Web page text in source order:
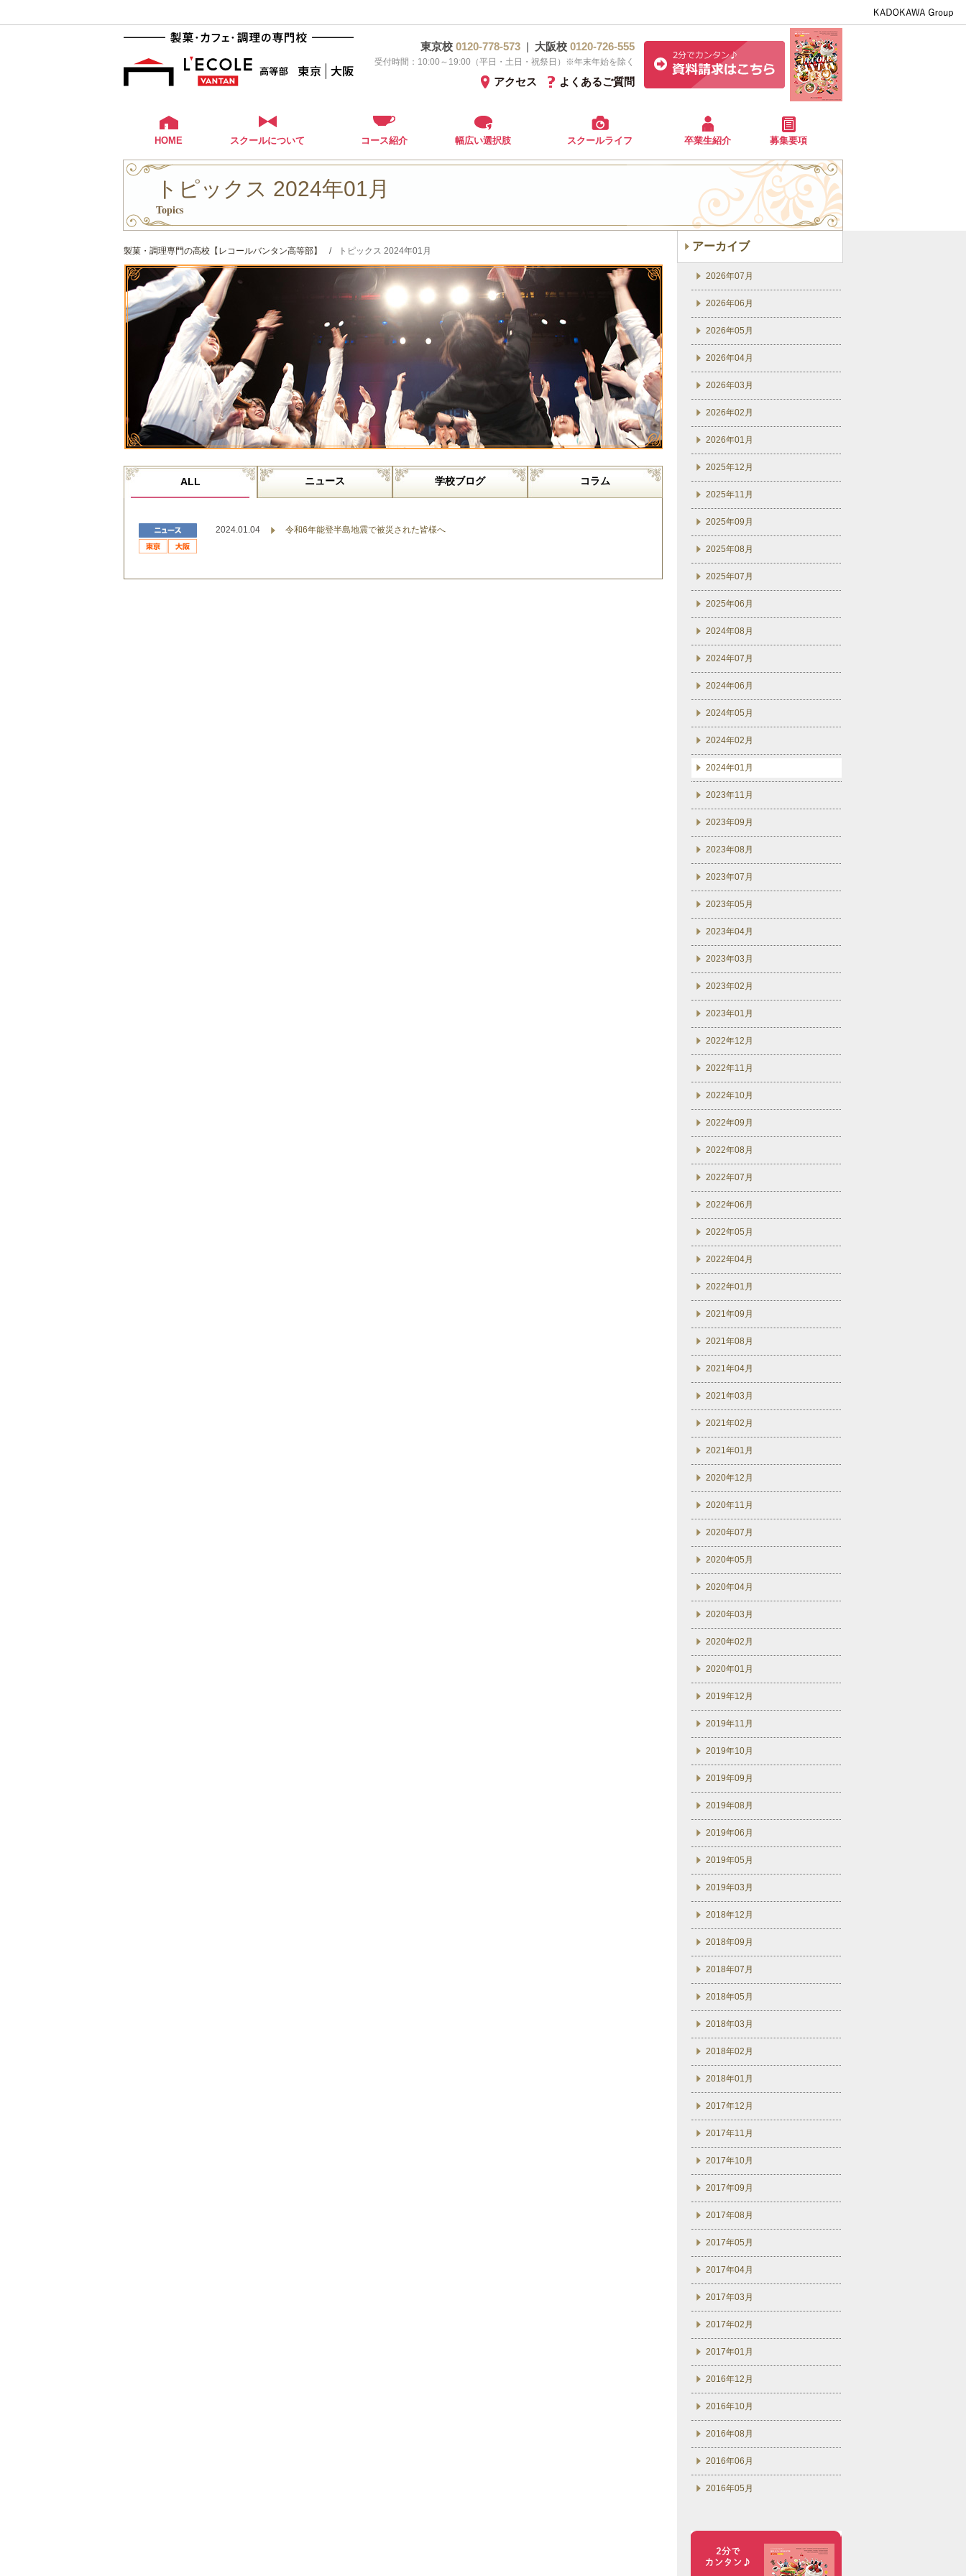
東京校 0120-778-573 | 大阪校 0120-726-555
受付時間：10:00～19:00（平日・土日・祝祭日）※年末年始を除く
よくあるご質問
アクセス
HOME スクールについて コース紹介 幅広い選択肢 スクールライフ 卒業生紹介 募集要項
トピックス 2024年01月
Topics
製菓・調理専門の高校【レコールバンタン高等部】 / トピックス 2024年01月
ALL ニュース 学校ブログ コラム
2024.01.04 令和6年能登半島地震で被災された皆様へ
アーカイブ
2026年07月
2026年06月
2026年05月
2026年04月
2026年03月
2026年02月
2026年01月
2025年12月
2025年11月
2025年09月
2025年08月
2025年07月
2025年06月
2024年08月
2024年07月
2024年06月
2024年05月
2024年02月
2024年01月
2023年11月
2023年09月
2023年08月
2023年07月
2023年05月
2023年04月
2023年03月
2023年02月
2023年01月
2022年12月
2022年11月
2022年10月
2022年09月
2022年08月
2022年07月
2022年06月
2022年05月
2022年04月
2022年01月
2021年09月
2021年08月
2021年04月
2021年03月
2021年02月
2021年01月
2020年12月
2020年11月
2020年07月
2020年05月
2020年04月
2020年03月
2020年02月
2020年01月
2019年12月
2019年11月
2019年10月
2019年09月
2019年08月
2019年06月
2019年05月
2019年03月
2018年12月
2018年09月
2018年07月
2018年05月
2018年03月
2018年02月
2018年01月
2017年12月
2017年11月
2017年10月
2017年09月
2017年08月
2017年05月
2017年04月
2017年03月
2017年02月
2017年01月
2016年12月
2016年10月
2016年08月
2016年06月
2016年05月